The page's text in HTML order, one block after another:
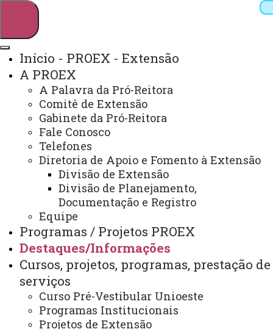
Webmail Sistemas
Arquivo Virtual
Início - PROEX - Extensão
A PROEX
A Palavra da Pró-Reitora
Comitê de Extensão
Gabinete da Pró-Reitora
Fale Conosco
Telefones
Diretoria de Apoio e Fomento à Extensão
Divisão de Extensão
Divisão de Planejamento,
Documentação e Registro
Equipe
Programas / Projetos PROEX
Destaques/Informações
Cursos, projetos, programas, prestação de
serviços
Curso Pré-Vestibular Unioeste
Programas Institucionais
Projetos de Extensão
EDITAIS EXTERNOS
Você está aqui: Unioeste
PROEX
Destaques/Informações
Editais Externos